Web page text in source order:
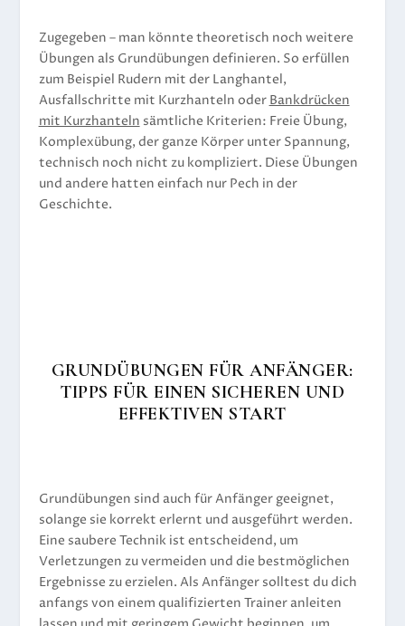
Zugegeben – man könnte theoretisch noch weitere
Übungen als Grundübungen definieren. So erfüllen
zum Beispiel Rudern mit der Langhantel,
Ausfallschritte mit Kurzhanteln oder Bankdrücken
mit Kurzhanteln sämtliche Kriterien: Freie Übung,
Komplexübung, der ganze Körper unter Spannung,
technisch noch nicht zu kompliziert. Diese Übungen
und andere hatten einfach nur Pech in der
Geschichte.
GRUNDÜBUNGEN FÜR ANFÄNGER:
TIPPS FÜR EINEN SICHEREN UND
EFFEKTIVEN START
Grundübungen sind auch für Anfänger geeignet,
solange sie korrekt erlernt und ausgeführt werden.
Eine saubere Technik ist entscheidend, um
Verletzungen zu vermeiden und die bestmöglichen
Ergebnisse zu erzielen. Als Anfänger solltest du dich
anfangs von einem qualifizierten Trainer anleiten